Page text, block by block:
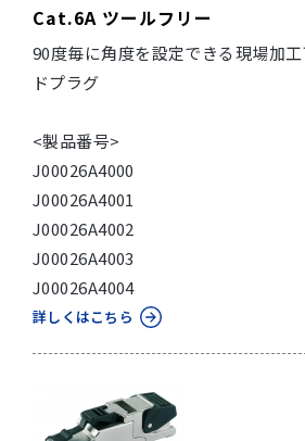
Cat.6A ツールフリー
90度毎に角度を設定できる現場加
ドプラグ
<製品番号>
J00026A4000
J00026A4001
J00026A4002
J00026A4003
J00026A4004
詳しくはこちら